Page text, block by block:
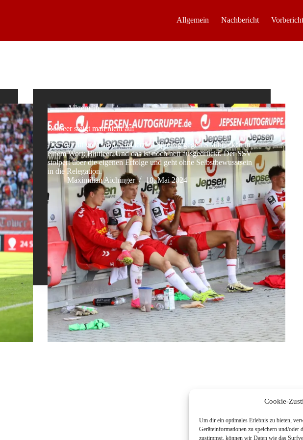
Cookie-
Um dir ein optimales Erlebnis zu bieten,
Geräteinformationen zu speichern und/oder
zustimmst, können wir Daten wie das
Allgemein Nachbericht Vorbericht
Allgemein
Blutleer steigt man nicht auf
Der Auftritt vom Jahn beim letzten Spieltag gegen Saarbrücken in
einem Wort: Blutleer. Und das ist noch nett ausgedrückt. Der SSV
stolpert über die eigenen Erfolge und geht ohne Selbstbewusstsein
in die Relegation.
Maximilian Aichinger
18. Mai 2024